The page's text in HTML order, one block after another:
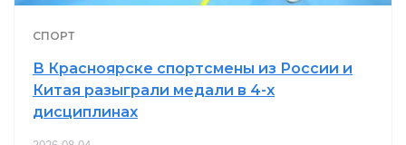
СПОРТ
В Красноярске спортсмены из России и
Китая разыграли медали в 4-х
дисциплинах